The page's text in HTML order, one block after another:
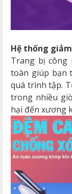
Hệ thống
Trang bị công
toàn giúp bạn
quá trình tập.
trong nhiều
hại đến xương